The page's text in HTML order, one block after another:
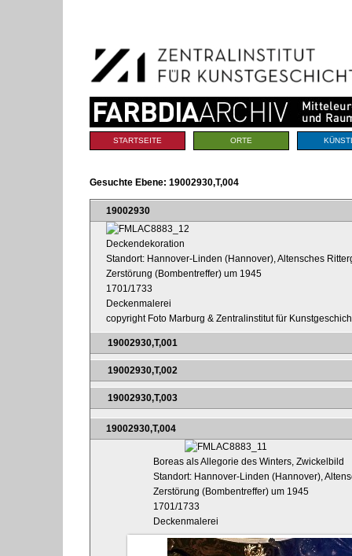
Navigation
Sektionen
STARTSEITE ORTE
Gesuchte Ebene: 19002930,T,004
19002930
Deckendekoration
Standort: Hannover-Linden (Hannover), Altensches
Zerstörung (Bombentreffer) um 1945
1701/1733
Deckenmalerei
copyright Foto Marburg & Zentralinstitut für
19002930,T,001
19002930,T,002
19002930,T,003
19002930,T,004
Boreas als Allegorie des Winters, Zwickelbild
Standort: Hannover-Linden (Hannover),
Zerstörung (Bombentreffer) um 1945
1701/1733
Deckenmalerei